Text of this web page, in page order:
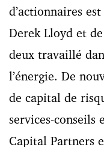
d’actionnaires
Derek Lloyd et
deux travaillé
l’énergie. De
de capital de
services-conseils
Capital Partners